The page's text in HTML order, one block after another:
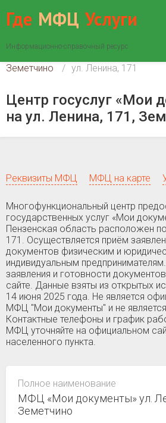
Где МФЦ Услуги
Информационно-справочный ресурс
Земетчино
ул. Ленина, 171
Центр госуслуг «Мои
на ул. Ленина, 171,
Реквизиты МФЦ МФЦ на карте
Многофункциональный центр
государственных услуг «Мои
Пензенская область расположен
171. Осуществляется приём
документов физическим и
индивидуальным
заявления и готовности
сайте. Данные взяты из открытых
14 июня 2025 года. Не является
МФЦ "Мои документы" и не
Контактные телефоны и график
МФЦ уточняйте на официальном
населенного пункта.
Полное наименование
МФЦ «Мои документы» ул.
Земетчино